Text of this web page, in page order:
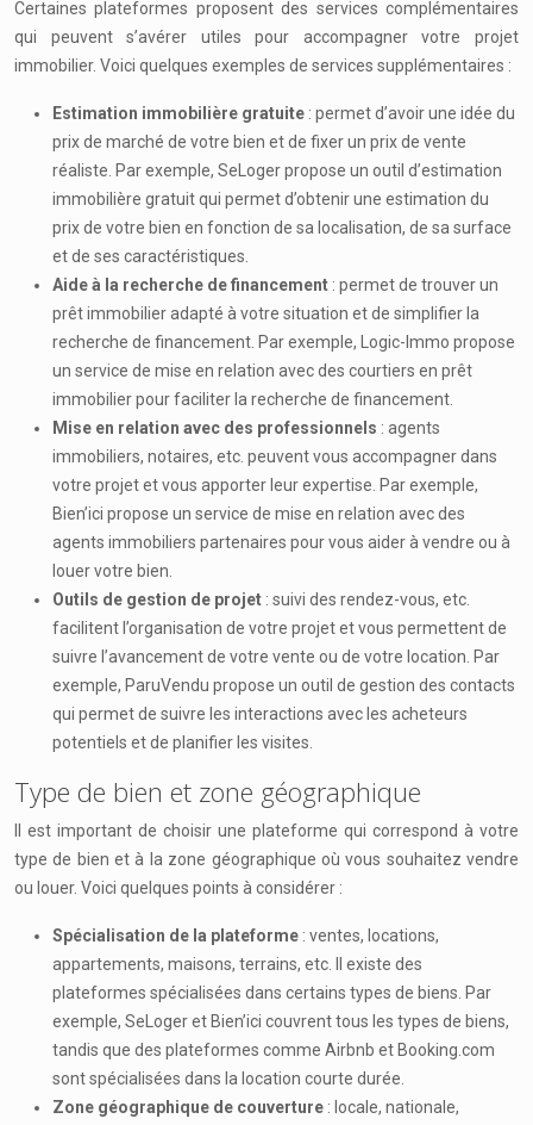
Certaines plateformes proposent des services complémentaires
qui peuvent s’avérer utiles pour accompagner votre projet
immobilier. Voici quelques exemples de services supplémentaires :
Estimation immobilière gratuite : permet d’avoir une idée du
prix de marché de votre bien et de fixer un prix de vente
réaliste. Par exemple, SeLoger propose un outil d’estimation
immobilière gratuit qui permet d’obtenir une estimation du
prix de votre bien en fonction de sa localisation, de sa surface
et de ses caractéristiques.
Aide à la recherche de financement : permet de trouver un
prêt immobilier adapté à votre situation et de simplifier la
recherche de financement. Par exemple, Logic-Immo propose
un service de mise en relation avec des courtiers en prêt
immobilier pour faciliter la recherche de financement.
Mise en relation avec des professionnels : agents
immobiliers, notaires, etc. peuvent vous accompagner dans
votre projet et vous apporter leur expertise. Par exemple,
Bien’ici propose un service de mise en relation avec des
agents immobiliers partenaires pour vous aider à vendre ou à
louer votre bien.
Outils de gestion de projet : suivi des rendez-vous, etc.
facilitent l’organisation de votre projet et vous permettent de
suivre l’avancement de votre vente ou de votre location. Par
exemple, ParuVendu propose un outil de gestion des contacts
qui permet de suivre les interactions avec les acheteurs
potentiels et de planifier les visites.
Type de bien et zone géographique
Il est important de choisir une plateforme qui correspond à votre
type de bien et à la zone géographique où vous souhaitez vendre
ou louer. Voici quelques points à considérer :
Spécialisation de la plateforme : ventes, locations,
appartements, maisons, terrains, etc. Il existe des
plateformes spécialisées dans certains types de biens. Par
exemple, SeLoger et Bien’ici couvrent tous les types de biens,
tandis que des plateformes comme Airbnb et Booking.com
sont spécialisées dans la location courte durée.
Zone géographique de couverture : locale, nationale,